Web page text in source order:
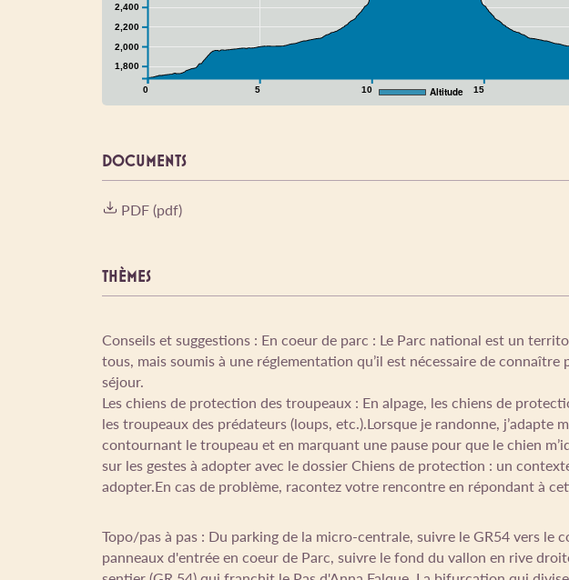
0 5 10 15
1,800
2,000
2,200
2,400
Altitude
DOCUMENTS
PDF (pdf)
THÈMES
Conseils et suggestions : En coeur de parc : Le Parc national est un
tous, mais soumis à une réglementation qu’il est nécessaire de connaître
séjour.
Les chiens de protection des troupeaux : En alpage, les chiens de
les troupeaux des prédateurs (loups, etc.).Lorsque je randonne, j’adapte
contournant le troupeau et en marquant une pause pour que le chien
sur les gestes à adopter avec le dossier Chiens de protection : un
adopter.En cas de problème, racontez votre rencontre en répondant à
Topo/pas à pas : Du parking de la micro-centrale, suivre le GR54 vers le
panneaux d'entrée en coeur de Parc, suivre le fond du vallon en rive